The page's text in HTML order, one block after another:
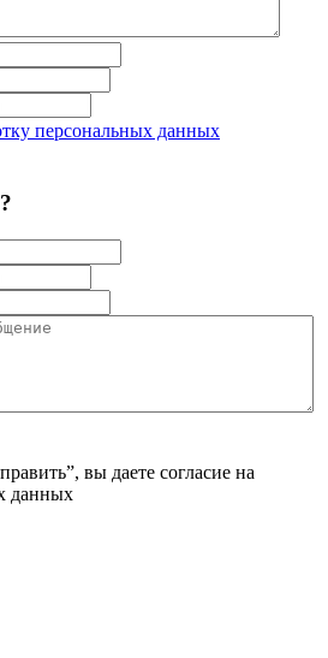
персональных данных
вы даете согласие на
данных